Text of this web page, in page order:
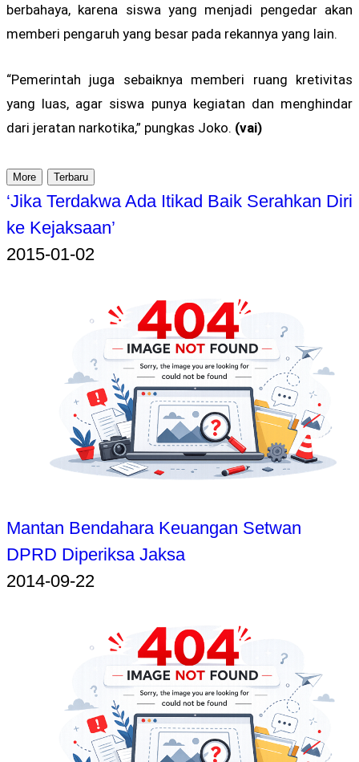
berbahaya, karena siswa yang menjadi pengedar akan
memberi pengaruh yang besar pada rekannya yang lain.
“Pemerintah juga sebaiknya memberi ruang kretivitas
yang luas, agar siswa punya kegiatan dan menghindar
dari jeratan narkotika,” pungkas Joko. (vai)
More Terbaru
‘Jika Terdakwa Ada Itikad Baik Serahkan Diri
ke Kejaksaan’
2015-01-02
Mantan Bendahara Keuangan Setwan
DPRD Diperiksa Jaksa
2014-09-22